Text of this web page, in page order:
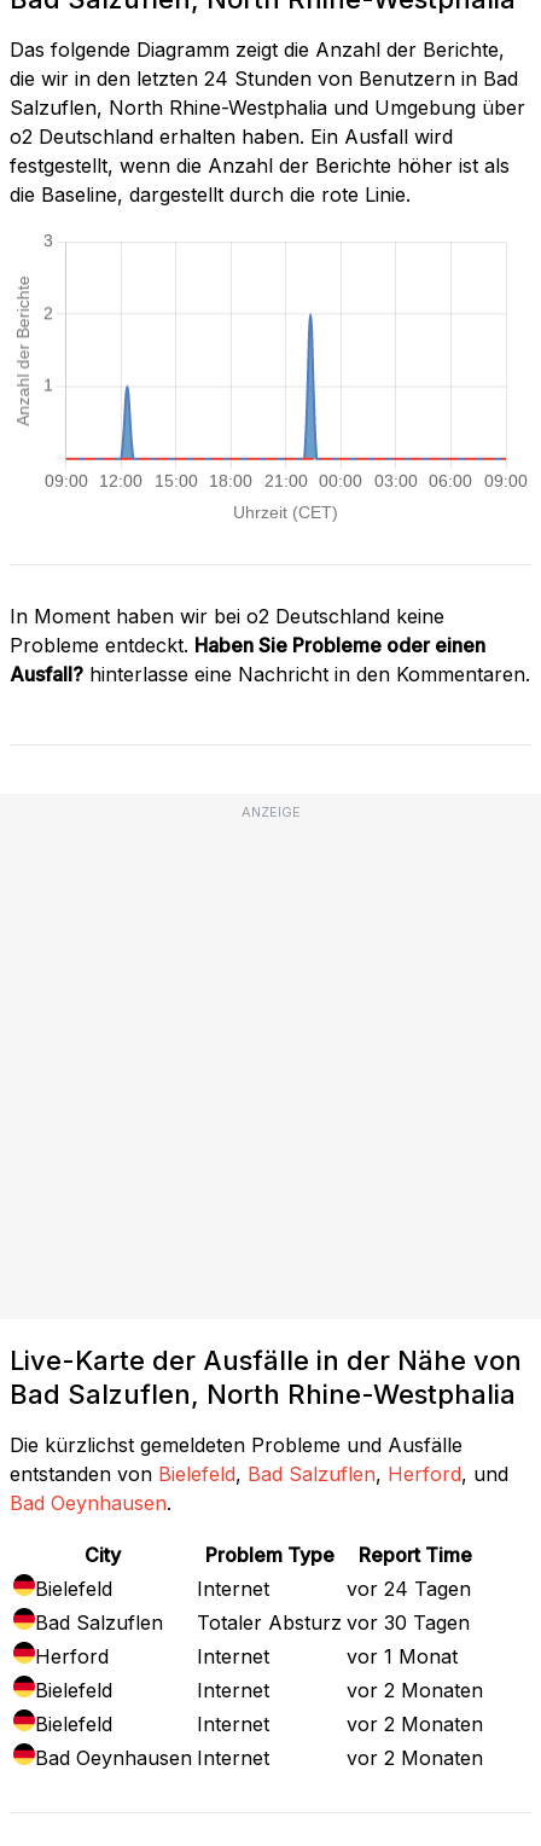
Das folgende Diagramm zeigt die Anzahl der Berichte,
die wir in den letzten 24 Stunden von Benutzern in Bad
Salzuflen, North Rhine-Westphalia und Umgebung über
o2 Deutschland erhalten haben. Ein Ausfall wird
festgestellt, wenn die Anzahl der Berichte höher ist als
die Baseline, dargestellt durch die rote Linie.
In Moment haben wir bei o2 Deutschland keine
Probleme entdeckt. Haben Sie Probleme oder einen
Ausfall? hinterlasse eine Nachricht in den Kommentaren.
ANZEIGE
Live-Karte der Ausfälle in der Nähe von
Bad Salzuflen, North Rhine-Westphalia
Die kürzlichst gemeldeten Probleme und Ausfälle
entstanden von Bielefeld, Bad Salzuflen, Herford, und
Bad Oeynhausen.
City Problem Type
Report Time
Bielefeld
Internet
vor 24 Tagen
Bad Salzuflen
Totaler Absturz vor 30 Tagen
Herford
Internet
vor 1 Monat
Bielefeld
Internet
vor 2 Monaten
Bielefeld
Internet
vor 2 Monaten
Bad Oeynhausen Internet vor 2 Monaten